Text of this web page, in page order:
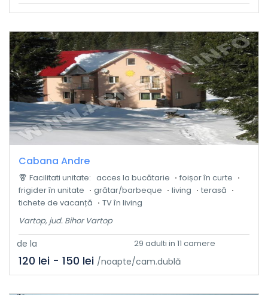
Cabana Andre
Vartop, jud. Bihor Vartop
Facilitati unitate: acces la bucătarie
foișor în curte
frigider în unitate
grătar/barbeque living
terasă
tichete de vacanță
TV în living
29 adulti in 11 camere
de la
120 lei - 150 lei /noapte/cam.dublă